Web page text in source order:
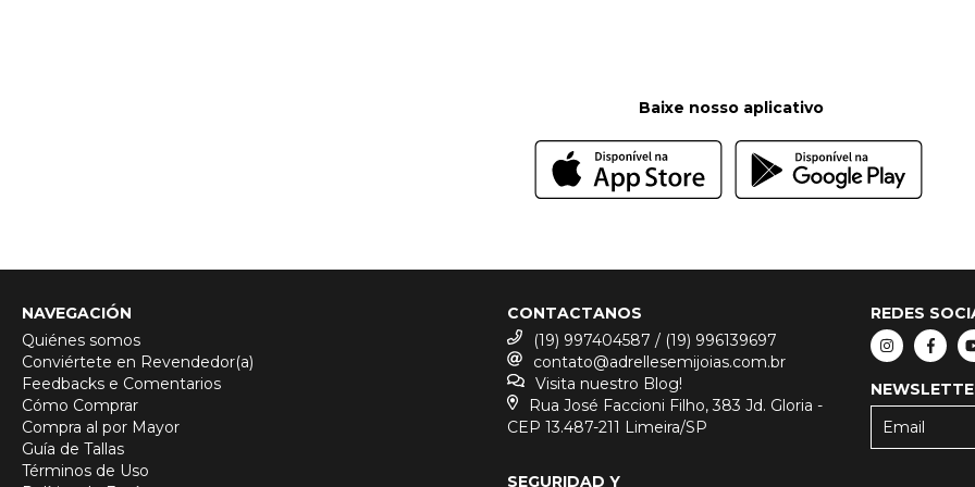
Baixe nosso aplicativo
NAVEGACIÓN
Quiénes somos
Conviértete en Revendedor(a)
Feedbacks e Comentarios
Cómo Comprar
Compra al por Mayor
Guía de Tallas
Términos de Uso
CONTACTANOS
(19) 997404587 / (19) 996139697
contato@adrellesemijoias.com.br
Visita nuestro Blog!
Rua José Faccioni Filho, 383 Jd. Gloria -
CEP 13.487-211 Limeira/SP
REDES
SEGURIDAD Y